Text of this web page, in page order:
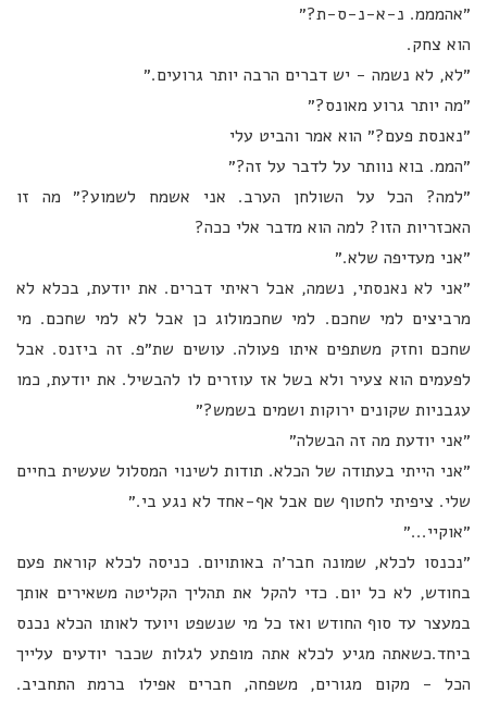
״אהמממ. נ-א-נ-ס-ת?״
הוא צחק.
״לא, לא נשמה - יש דברים הרבה יותר גרועים.״
״מה יותר גרוע מאונס?״
״נאנסת פעם?״ הוא אמר והביט עלי
״הממ. בוא נוותר על לדבר על זה?״
״למה? הכל על השולחן הערב. אני אשמח לשמוע?״ מה זו
האכזריות הזו? למה הוא מדבר אלי ככה?
״אני מעדיפה שלא.״
״אני לא נאנסתי, נשמה, אבל ראיתי דברים. את יודעת, בכלא לא
מרביצים למי שחכם. למי שחכמולוג כן אבל לא למי שחכם. מי
שחכם וחזק משתפים איתו פעולה. עושים שת״פ. זה ביזנס. אבל
לפעמים הוא צעיר ולא בשל אז עוזרים לו להבשיל. את יודעת, כמו
עגבניות שקונים ירוקות ושמים בשמש?״
״אני יודעת מה זה הבשלה״
״אני הייתי בעתודה של הכלא. תודות לשינוי המסלול שעשית בחיים
שלי. ציפיתי לחטוף שם אבל אף-אחד לא נגע בי.״
״אוקיי...״
״נכנסו לכלא, שמונה חבר׳ה באותויום. כניסה לכלא קוראת פעם
בחודש, לא כל יום. כדי להקל את תהליך הקליטה משאירים אותך
במעצר עד סוף החודש ואז כל מי שנשפט ויועד לאותו הכלא נכנס
ביחד.כשאתה מגיע לכלא אתה מופתע לגלות שכבר יודעים עלייך
הכל - מקום מגורים, משפחה, חברים אפילו ברמת התחביב.